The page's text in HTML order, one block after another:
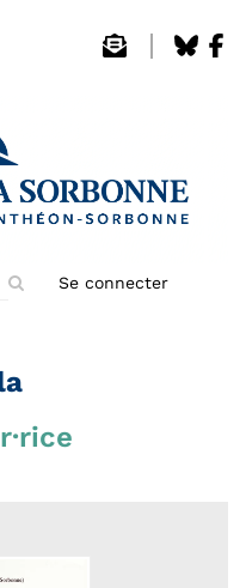
Se connecter